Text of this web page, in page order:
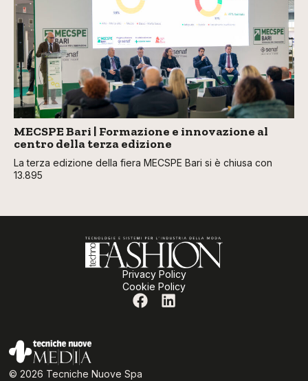
MECSPE Bari | Formazione e innovazione al
centro della terza edizione
La terza edizione della fiera MECSPE Bari si è chiusa con
13.895
Privacy Policy
Cookie Policy
© 2026 Tecniche Nuove Spa